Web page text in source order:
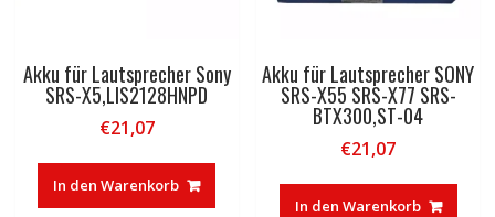
Akku für Lautsprecher Sony
SRS-X5,LIS2128HNPD
€21,07
In den Warenkorb
Akku für Lautsprecher SONY
SRS-X55 SRS-X77 SRS-
BTX300,ST-04
€21,07
In den Warenkorb